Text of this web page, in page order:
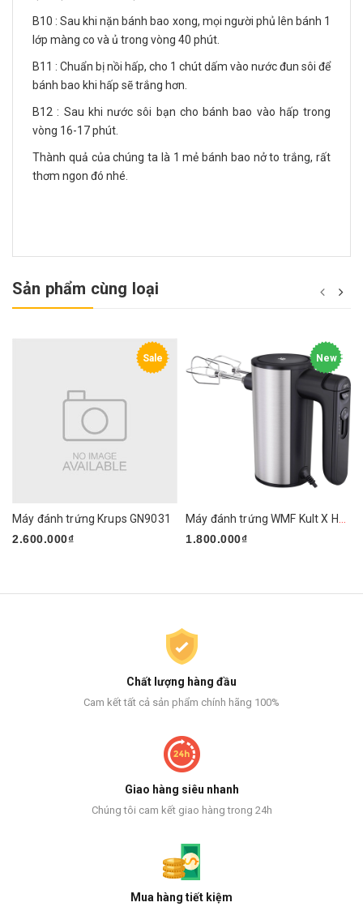
B10 : Sau khi nặn bánh bao xong, mọi người phủ lên bánh 1
lớp màng co và ủ trong vòng 40 phút.
B11 : Chuẩn bị nồi hấp, cho 1 chút dấm vào nước đun sôi để
bánh bao khi hấp sẽ trắng hơn.
B12 : Sau khi nước sôi bạn cho bánh bao vào hấp trong
vòng 16-17 phút.
Thành quả của chúng ta là 1 mẻ bánh bao nở to trắng, rất
thơm ngon đó nhé.
Sản phẩm cùng loại
Sale
Máy đánh trứng Krups GN9031
2.600.000₫
New
1.800.000₫
Chất lượng hàng đầu
Cam kết tất cả sản phẩm chính hãng 100%
Giao hàng siêu nhanh
Chúng tôi cam kết giao hàng trong 24h
Mua hàng tiết kiệm